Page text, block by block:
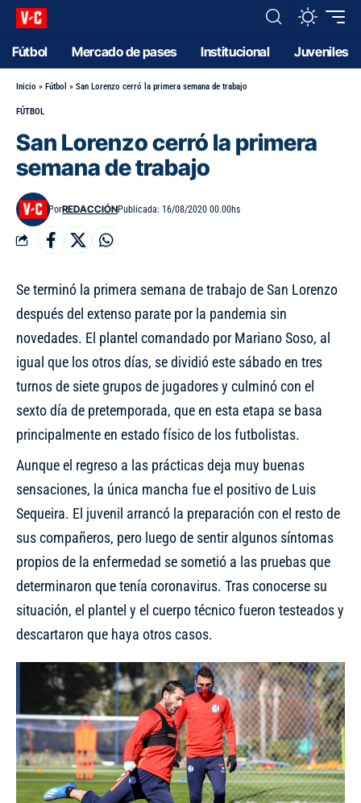
Fútbol Mercado de pases Institucional Juveniles
Inicio » Fútbol » San Lorenzo cerró la primera semana de trabajo
FÚTBOL
San Lorenzo cerró la primera
semana de trabajo
PorREDACCIÓNPublicada: 16/08/2020 00.00hs
Se terminó la primera semana de trabajo de San Lorenzo
después del extenso parate por la pandemia sin
novedades. El plantel comandado por Mariano Soso, al
igual que los otros días, se dividió este sábado en tres
turnos de siete grupos de jugadores y culminó con el
sexto día de pretemporada, que en esta etapa se basa
principalmente en estado físico de los futbolistas.
Aunque el regreso a las prácticas deja muy buenas
sensaciones, la única mancha fueel positivo de Luis
Sequeira. El juvenil arrancó la preparación con el resto de
sus compañeros, pero luego de sentir algunos síntomas
propios de la enfermedad se sometió a las pruebas que
determinaron que tenía coronavirus. Tras conocerse su
situación, el plantel y el cuerpo técnico fueron testeados y
descartaron que haya otros casos.